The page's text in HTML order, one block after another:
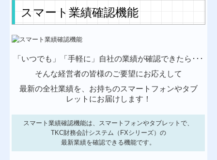
交通案内
Topics
料金について
補助金・助成金・融資情報
経営者お役立ち情報
経営革新等支援機関とは
TKCシステムのご紹介
スマート業績確認機能
「いつでも」「手軽に」自社の業績が確認できたら･･･
そんな経営者の皆様のご要望にお応えして
最新の全社業績を、お持ちのスマートフォンやタブ
レットにお届けします！
スマート業績確認機能は、スマートフォンやタブレットで、
TKC財務会計システム（FXシリーズ）の
最新業績を確認できる機能です。